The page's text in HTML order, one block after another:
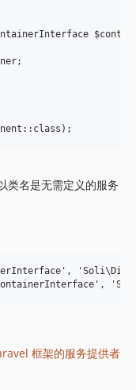
类名是无需定义的服务
框架的服务提供者